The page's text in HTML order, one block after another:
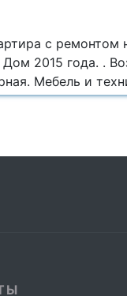
с ремонтом
Дом 2015 года. .
Мебель и